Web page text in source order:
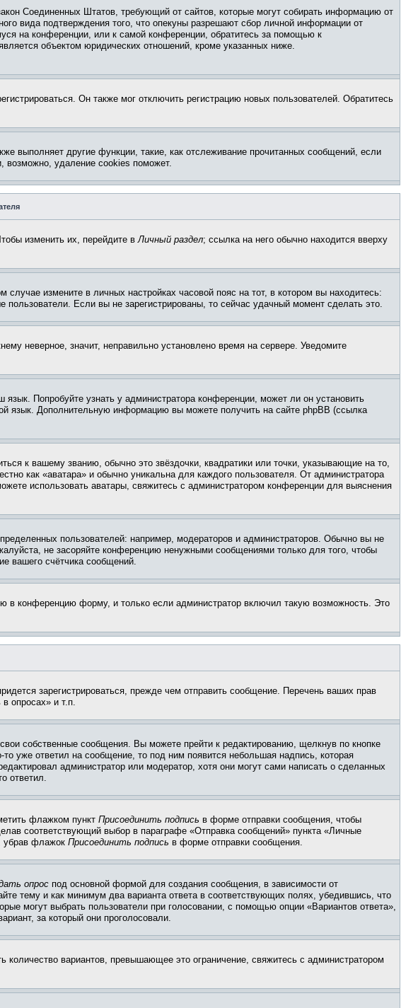
Соединенных Штатов, требующий от сайтов, которые могут собирать информацию от
вида подтверждения того, что опекуны разрешают сбор личной информации от
на конференции, или к самой конференции, обратитесь за помощью к
объектом юридических отношений, кроме указанных ниже.
Он также мог отключить регистрацию новых пользователей. Обратитесь
выполняет другие функции, такие, как отслеживание прочитанных сообщений, если
возможно, удаление cookies поможет.
изменить их, перейдите вЛичный раздел; ссылка на него обычно находится вверху
измените в личных настройках часовой пояс на тот, в котором вы находитесь:
пользователи. Если вы не зарегистрированы, то сейчас удачный момент сделать это.
неверное, значит, неправильно установлено время на сервере. Уведомите
Попробуйте узнать у администратора конференции, может ли он установить
язык. Дополнительную информацию вы можете получить на сайте phpBB (ссылка
к вашему званию, обычно это звёздочки, квадратики или точки, указывающие на то,
как «аватара» и обычно уникальна для каждого пользователя. От администратора
использовать аватары, свяжитесь с администратором конференции для выяснения
пользователей: например, модераторов и администраторов. Обычно вы не
не засоряйте конференцию ненужными сообщениями только для того, чтобы
вашего счётчика сообщений.
в конференцию форму, и только если администратор включил такую возможность. Это
зарегистрироваться, прежде чем отправить сообщение. Перечень ваших прав
опросах» и т.п.
собственные сообщения. Вы можете прейти к редактированию, щелкнув по кнопке
уже ответил на сообщение, то под ним появится небольшая надпись, которая
администратор или модератор, хотя они могут сами написать о сделанных
ответил.
флажком пункт Присоединить подпись в форме отправки сообщения, чтобы
соответствующий выбор в параграфе «Отправка сообщений» пункта «Личные
убрав флажок Присоединить подпись в форме отправки сообщения.
опрос под основной формой для создания сообщения, в зависимости от
тему и как минимум два варианта ответа в соответствующих полях, убедившись, что
могут выбрать пользователи при голосовании, с помощью опции «Вариантов ответа»,
за который они проголосовали.
количество вариантов, превышающее это ограничение, свяжитесь с администратором